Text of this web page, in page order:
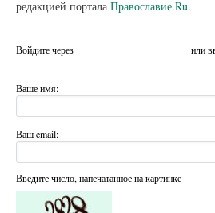
редакцией портала Православие.Ru.
Войдите через или
Ваше имя:
Ваш email:
Введите число, напечатанное на картинке